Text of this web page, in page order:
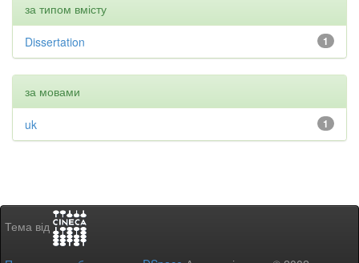
за типом вмісту
1
Dissertation
за мовами
1
uk
Тема від